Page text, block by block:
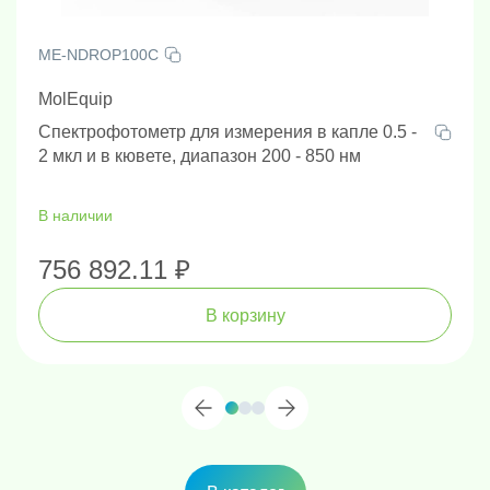
ME-NDROP100C
MolEquip
Спектрофотометр для измерения в капле 0.5 -
2 мкл и в кювете, диапазон 200 - 850 нм
В наличии
756 892.11 ₽
В корзину